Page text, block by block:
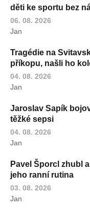
děti ke sportu bez
06. 08. 2026
Jan
Tragédie na
příkopu, našli ho
04. 08. 2026
Jan
Jaroslav Sapík
těžké sepsi
04. 08. 2026
Jan
Pavel Šporcl zhubl
jeho ranní rutina
03. 08. 2026
Jan